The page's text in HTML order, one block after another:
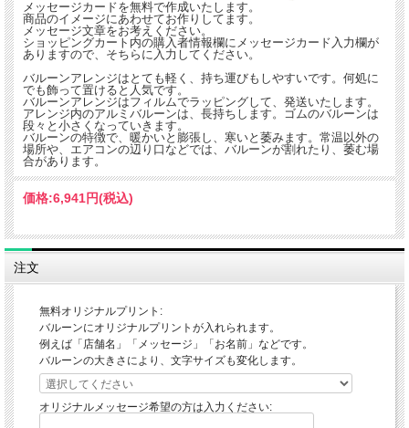
メッセージカードを無料で作成いたします。
商品のイメージにあわせてお作りしてます。
メッセージ文章をお考えください。
ショッピングカート内の購入者情報欄にメッセージカード入力欄が
ありますので、そちらに入力してください。
バルーンアレンジはとても軽く、持ち運びもしやすいです。何処に
でも飾って置けると人気です。
バルーンアレンジはフィルムでラッピングして、発送いたします。
アレンジ内のアルミバルーンは、長持ちします。ゴムのバルーンは
段々と小さくなっていきます。
バルーンの特徴で、暖かいと膨張し、寒いと萎みます。常温以外の
場所や、エアコンの辺り口などでは、バルーンが割れたり、萎む場
合があります。
価格:6,941円(税込)
注文
無料オリジナルプリント:
バルーンにオリジナルプリントが入れられます。
例えば「店舗名」「メッセージ」「お名前」などです。
バルーンの大きさにより、文字サイズも変化します。
オリジナルメッセージ希望の方は入力ください: